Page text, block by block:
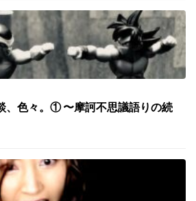
、色々。① 〜摩訶不思議語りの続